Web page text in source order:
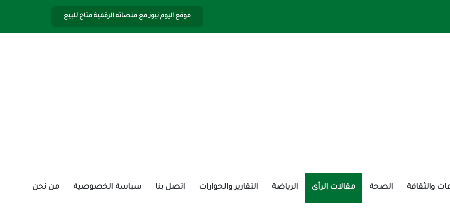
موقع اليوم نيوز مع منصاته الرقمية متاح للبيع
والثقافة الصحة مقالات الرأى الرياضة التقارير والحوارات اتصل بنا سياسة الخصوصية من نحن